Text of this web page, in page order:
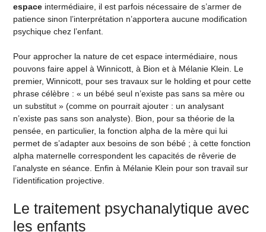
espace intermédiaire, il est parfois nécessaire de s’armer de
patience sinon l’interprétation n’apportera aucune modification
psychique chez l’enfant.
Pour approcher la nature de cet espace intermédiaire, nous
pouvons faire appel à Winnicott, à Bion et à Mélanie Klein. Le
premier, Winnicott, pour ses travaux sur le holding et pour cette
phrase célèbre : « un bébé seul n’existe pas sans sa mère ou
un substitut » (comme on pourrait ajouter : un analysant
n’existe pas sans son analyste). Bion, pour sa théorie de la
pensée, en particulier, la fonction alpha de la mère qui lui
permet de s’adapter aux besoins de son bébé ; à cette fonction
alpha maternelle correspondent les capacités de rêverie de
l’analyste en séance. Enfin à Mélanie Klein pour son travail sur
l’identification projective.
Le traitement psychanalytique avec
les enfants